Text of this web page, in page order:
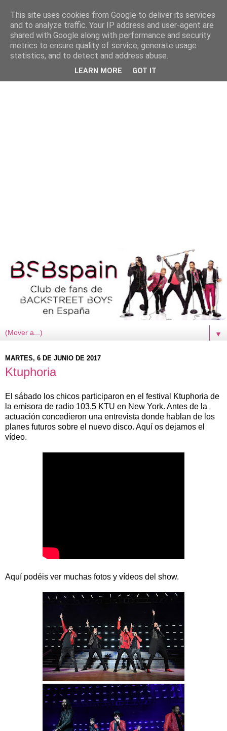
▼
MARTES, 6 DE JUNIO DE 2017
Ktuphoria
El sábado los chicos participaron en el festival Ktuphoria de
la emisora de radio 103.5 KTU en New York. Antes de la
actuación concedieron una entrevista donde hablan de los
planes futuros sobre el nuevo disco. Aquí os dejamos el
vídeo.
Aquí podéis ver muchas fotos y vídeos del show.
This site uses cookies from Google to deliver its services
and to analyze traffic. Your IP address and user-agent are
shared with Google along with performance and security
metrics to ensure quality of service, generate usage
statistics, and to detect and address abuse.
LEARN MORE GOT IT